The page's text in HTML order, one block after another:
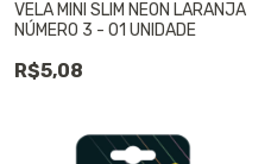
VELA MINI SLIM NEON LARANJA
NÚMERO 3 - 01 UNIDADE
R$5,08